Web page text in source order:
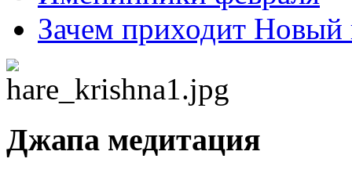
Зачем приходит Новый
Джапа медитация